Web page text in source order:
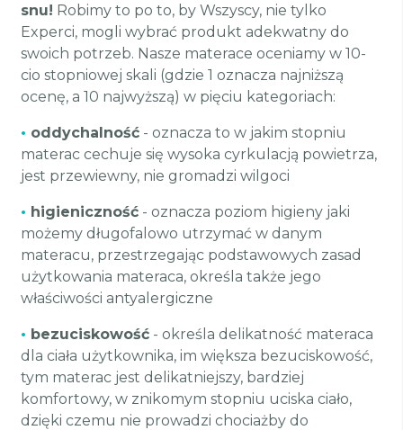
snu! Robimy to po to, by Wszyscy, nie tylko
Experci, mogli wybrać produkt adekwatny do
swoich potrzeb. Nasze materace oceniamy w 10-
cio stopniowej skali (gdzie 1 oznacza najniższą
ocenę, a 10 najwyższą) w pięciu kategoriach:
• oddychalność - oznacza to w jakim stopniu
materac cechuje się wysoka cyrkulacją powietrza,
jest przewiewny, nie gromadzi wilgoci
• higieniczność - oznacza poziom higieny jaki
możemy długofalowo utrzymać w danym
materacu, przestrzegając podstawowych zasad
użytkowania materaca, określa także jego
właściwości antyalergiczne
• bezuciskowość - określa delikatność materaca
dla ciała użytkownika, im większa bezuciskowość,
tym materac jest delikatniejszy, bardziej
komfortowy, w znikomym stopniu uciska ciało,
dzięki czemu nie prowadzi chociażby do